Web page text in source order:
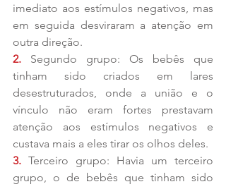
imediato aos estímulos negativos, mas
em seguida desviraram a atenção em
outra direção.
2. Segundo grupo: Os bebês que
tinham sido criados em lares
desestruturados, onde a união e o
vínculo não eram fortes prestavam
atenção aos estímulos negativos e
custava mais a eles tirar os olhos deles.
3. Terceiro grupo: Havia um terceiro
grupo, o de bebês que tinham sido